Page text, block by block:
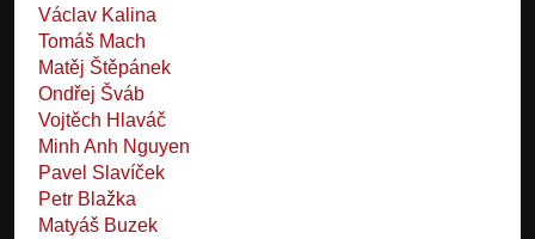
Václav Kalina
Tomáš Mach
Matěj Štěpánek
Ondřej Šváb
Vojtěch Hlaváč
Minh Anh Nguyen
Pavel Slavíček
Petr Blažka
Matyáš Buzek